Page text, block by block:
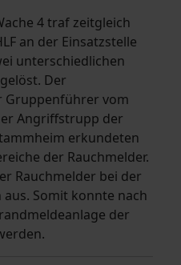
4 traf zeitgleich
an der Einsatzstelle
unterschiedlichen
Der
Gruppenführer vom
Angriffstrupp der
erkundeten
der Rauchmelder.
Rauchmelder bei der
Somit konnte nach
der